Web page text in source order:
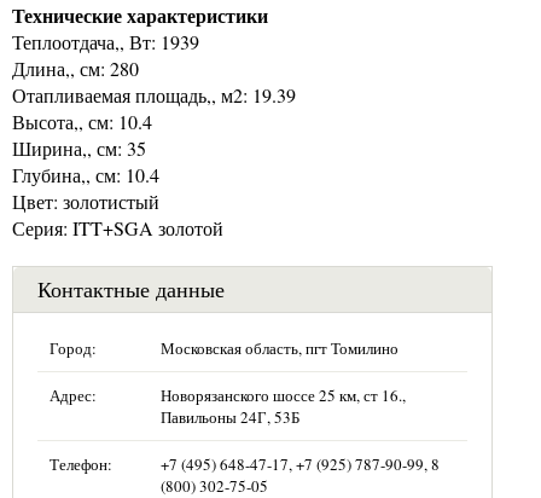
Технические характеристики
Теплоотдача,, Вт: 1939
Длина,, см: 280
Отапливаемая площадь,, м2: 19.39
Высота,, см: 10.4
Ширина,, см: 35
Глубина,, см: 10.4
Цвет: золотистый
Серия: ITT+SGA золотой
Контактные данные
Город: Московская область, пгт Томилино
Адрес:
Новорязанского шоссе 25 км, ст 16.,
Павильоны 24Г, 53Б
Телефон:
+7 (495) 648-47-17, +7 (925) 787-90-99, 8
(800) 302-75-05